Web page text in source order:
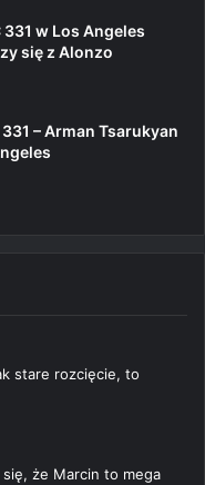
w Los Angeles
się z Alonzo
– Arman Tsarukyan
stare rozcięcie, to
się, że Marcin to mega